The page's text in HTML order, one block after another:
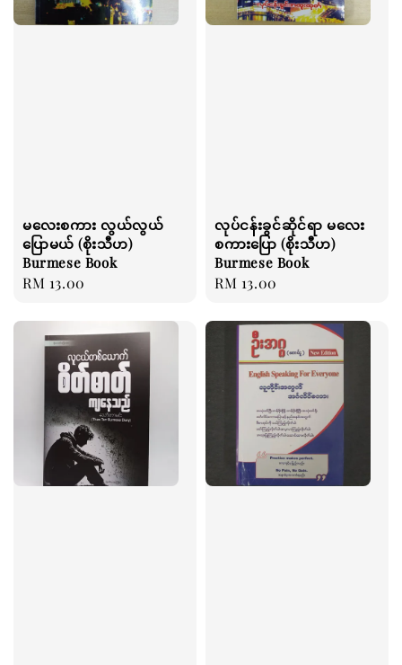
မလေးစကား လွယ်လွယ်
ပြောမယ် (စိုးသီဟ)
Burmese Book
Regular
RM 13.00
လုပ်ငန်းခွင်ဆိုင်ရာ မလေး
စကားပြော (စိုးသီဟ)
Burmese Book
Regular
RM 13.00